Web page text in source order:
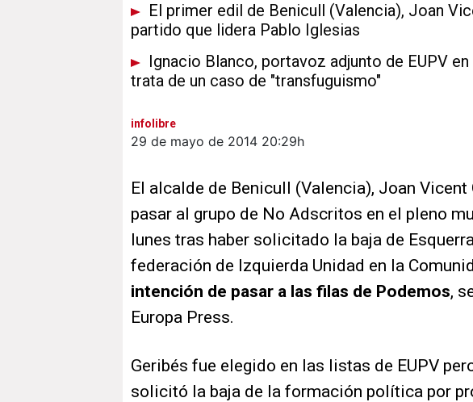
El primer edil de Benicull (Valencia), Joan
partido que lidera Pablo Iglesias
Ignacio Blanco, portavoz adjunto de EUPV
trata de un caso de "transfuguismo"
infolibre
29 de mayo de 2014 20:29h
El alcalde de Benicull (Valencia), Joan
pasar al grupo de No Adscritos en el pleno
lunes tras haber solicitado la baja de
federación de Izquierda Unidad en la
intención de pasar a las filas de Podemos,
Europa Press.
Geribés fue elegido en las listas de EUPV
solicitó la baja de la formación política por